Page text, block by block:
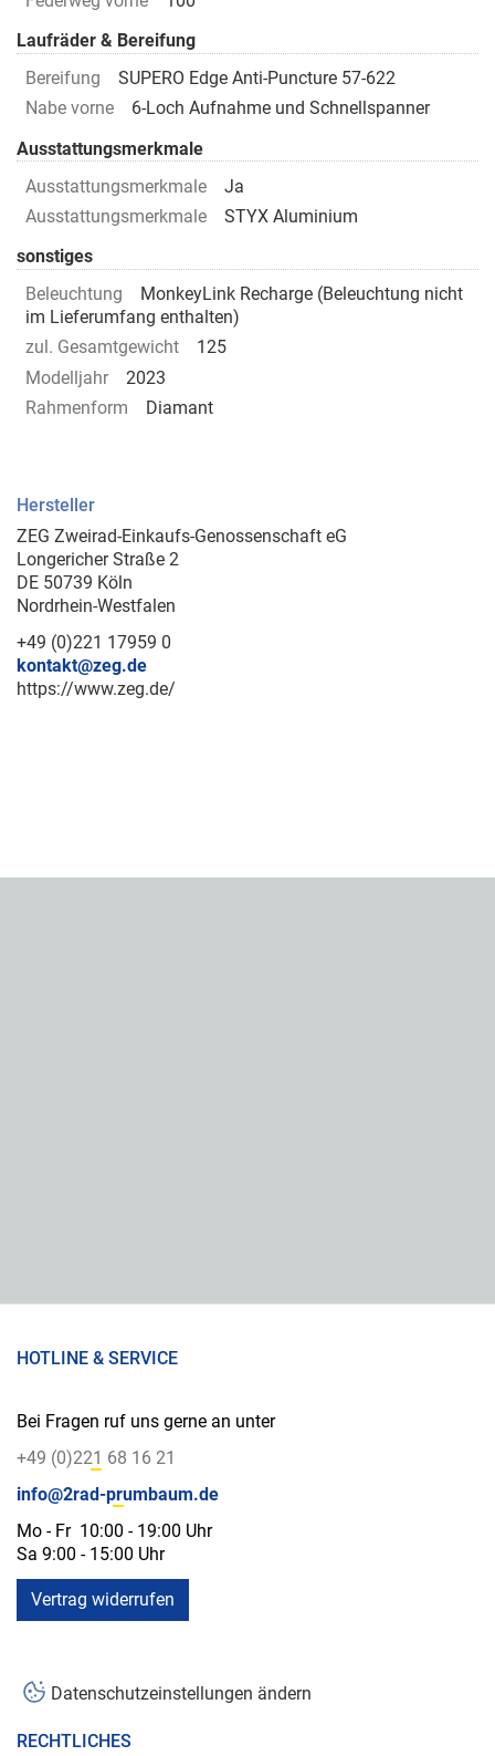
Laufräder & Bereifung
Bereifung
SUPERO Edge Anti-Puncture 57-622
Nabe vorne
6-Loch Aufnahme und Schnellspanner
Ausstattungsmerkmale
Ausstattungsmerkmale
Ja
Ausstattungsmerkmale
STYX Aluminium
sonstiges
Beleuchtung
MonkeyLink Recharge (Beleuchtung nicht
im Lieferumfang enthalten)
zul. Gesamtgewicht
125
Modelljahr
2023
Rahmenform
Diamant
Hersteller
ZEG Zweirad-Einkaufs-Genossenschaft eG
Longericher Straße 2
DE 50739 Köln
Nordrhein-Westfalen
+49 (0)221 17959 0
kontakt@zeg.de
https://www.zeg.de/
HOTLINE & SERVICE
Bei Fragen ruf uns gerne an unter
+49 (0)221 68 16 21
info@2rad-prumbaum.de
Mo - Fr 10:00 - 19:00 Uhr
Sa 9:00 - 15:00 Uhr
Vertrag widerrufen
Datenschutzeinstellungen ändern
RECHTLICHES